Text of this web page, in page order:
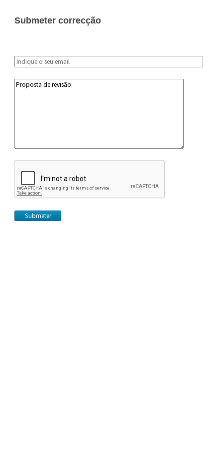
Submeter correcção